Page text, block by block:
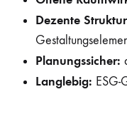
Dezente
Planungssicher:
Langlebig: